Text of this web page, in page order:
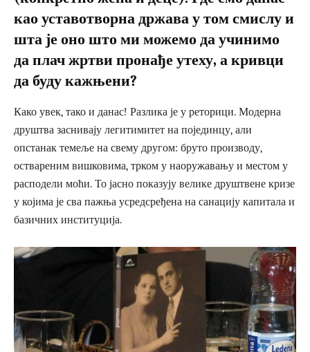
као уставотворна држава у том смислу и
шта је оно што ми можемо да учинимо
да плач жртви пронађе утеху, а кривци
да буду кажњени?
Како увек, тако и данас! Разлика је у реторици. Модерна
друштва заснивају легитимитет на појединцу, али
опстанак темеље на свему другом: бруто производу,
оствареним вишковима, трком у наоружавању и местом у
расподели моћи. То јасно показују велике друштвене кризе
у којима је сва пажња усредсређена на санацију капитала и
базичних институција.